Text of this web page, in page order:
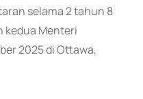
selama 2 tahun 8
kedua Menteri
2025 di Ottawa,